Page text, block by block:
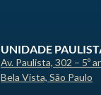
UNIDADE
Av. Paulista, 302 – 5º
Bela Vista, São Paulo